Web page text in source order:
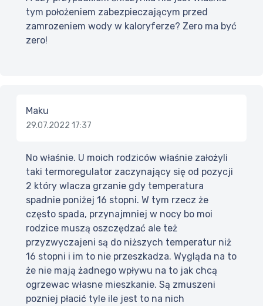
tym położeniem zabezpieczającym przed
zamrozeniem wody w kaloryferze? Zero ma być
zero!
Maku
29.07.2022 17:37
No właśnie. U moich rodziców właśnie założyli
taki termoregulator zaczynający się od pozycji
2 który wlacza grzanie gdy temperatura
spadnie poniżej 16 stopni. W tym rzecz że
często spada, przynajmniej w nocy bo moi
rodzice muszą oszczędzać ale też
przyzwyczajeni są do niższych temperatur niż
16 stopni i im to nie przeszkadza. Wygląda na to
że nie mają żadnego wpływu na to jak chcą
ogrzewac własne mieszkanie. Są zmuszeni
pozniej płacić tyle ile jest to na nich